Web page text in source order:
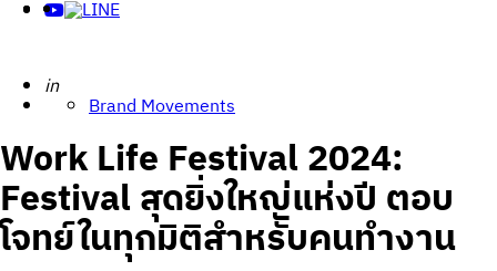
Posted
in
Brand Movements
Work Life Festival 2024:
Festival สุดยิ่งใหญ่แห่งปี ตอบ
โจทย์ในทุกมิติสำหรับคนทำงาน